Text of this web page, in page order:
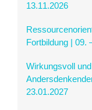
13.11.2026
Fortbildung | 09.
Wirkungsvoll
23.01.2027